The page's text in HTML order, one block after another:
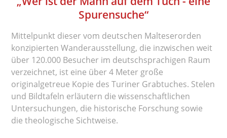
Spurensuche“
Mittelpunkt dieser vom deutschen Malteserorden
konzipierten Wanderausstellung, die inzwischen weit
über 120.000 Besucher im deutschsprachigen Raum
verzeichnet, ist eine über 4 Meter große
originalgetreue Kopie des Turiner Grabtuches. Stelen
und Bildtafeln erläutern die wissenschaftlichen
Untersuchungen, die historische Forschung sowie
die theologische Sichtweise.